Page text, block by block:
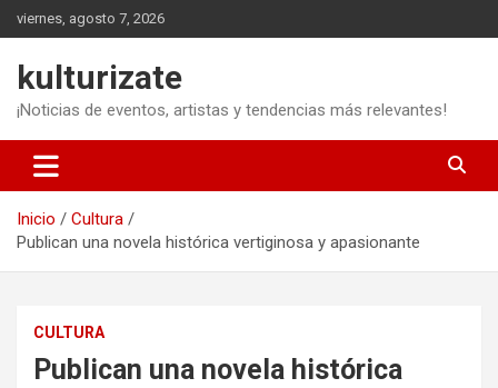
Saltar
al
viernes, agosto 7, 2026
kulturizate
¡Noticias de eventos, artistas y tendencias más relevantes!
Inicio
Cultura
Publican una novela histórica vertiginosa y apasionante
CULTURA
Publican una novela histórica